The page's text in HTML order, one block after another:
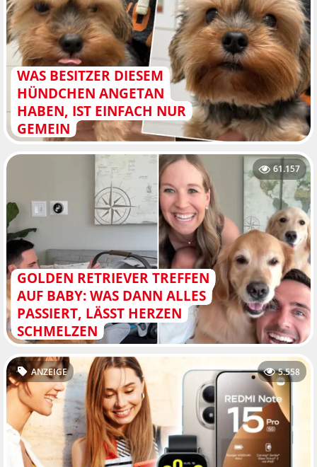
WAS BESITZER DIESEM
HÜNDCHEN ANGETAN
HABEN, IST EINFACH NUR
GEMEIN
GOLDEN RETRIEVER TREFFEN
AUF BABY: WAS DANN ALLES
PASSIERT, LÄSST HERZEN
SCHMELZEN
61.157
ANZEIGE 5.558